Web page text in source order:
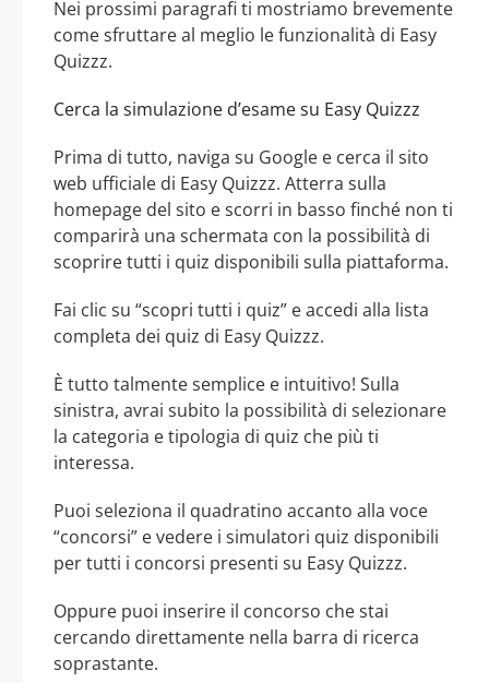
Nei prossimi paragrafi ti mostriamo brevemente
come sfruttare al meglio le funzionalità di Easy
Quizzz.
Cerca la simulazione d’esame su Easy Quizzz
Prima di tutto, naviga su Google e cerca il sito
web ufficiale di Easy Quizzz. Atterra sulla
homepage del sito e scorri in basso finché non ti
comparirà una schermata con la possibilità di
scoprire tutti i quiz disponibili sulla piattaforma.
Fai clic su “scopri tutti i quiz” e accedi alla lista
completa dei quiz di Easy Quizzz.
È tutto talmente semplice e intuitivo! Sulla
sinistra, avrai subito la possibilità di selezionare
la categoria e tipologia di quiz che più ti
interessa.
Puoi seleziona il quadratino accanto alla voce
“concorsi” e vedere i simulatori quiz disponibili
per tutti i concorsi presenti su Easy Quizzz.
Oppure puoi inserire il concorso che stai
cercando direttamente nella barra di ricerca
soprastante.